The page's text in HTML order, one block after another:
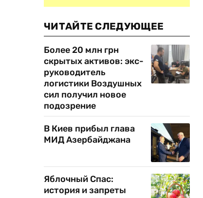
ЧИТАЙТЕ СЛЕДУЮЩЕЕ
Более 20 млн грн
скрытых активов: экс-
руководитель
логистики Воздушных
сил получил новое
подозрение
В Киев прибыл глава
МИД Азербайджана
Яблочный Спас:
история и запреты